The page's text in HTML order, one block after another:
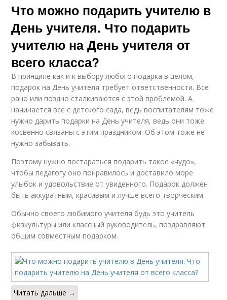
Что можно подарить учителю в
День учителя. Что подарить
учителю на День учителя от
всего класса?
В принципе как и к выбору любого подарка в целом,
подарок на День учителя требует ответственности. Все
рано или поздно сталкиваются с этой проблемой. А
начинается все с детского сада, ведь воспитателям тоже
нужно дарить подарки на День учителя, ведь они тоже
косвенно связаны с этим праздником. Об этом тоже не
нужно забывать.
Поэтому нужно постараться подарить такое «чудо»,
чтобы педагогу оно понравилось и доставило море
улыбок и удовольствие от увиденного. Подарок должен
быть аккуратным, красивым и лучше всего творческим.
Обычно своего любимого учителя будь это учитель
физкультуры или классный руководитель, поздравляют
общим совместным подарком.
Читать дальше →